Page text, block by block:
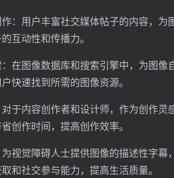
：用户丰富社交媒体帖子的内容，为
互动性和传播力。
在图像数据库和搜索引擎中，为图
快速找到所需的图像资源。
于内容创作者和设计师，作为创作灵
创作时间，提高创作效率。
视觉障碍人士提供图像的描述性字幕
和社交参与能力，提高生活质量。